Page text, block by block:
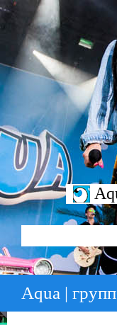
Aqua |